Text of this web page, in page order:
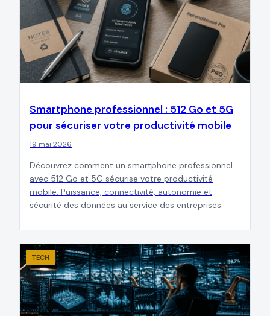
Smartphone professionnel : 512 Go et 5G
pour sécuriser votre productivité mobile
19 mai 2026
Découvrez comment un smartphone professionnel
avec 512 Go et 5G sécurise votre productivité
mobile. Puissance, connectivité, autonomie et
sécurité des données au service des entreprises.
TECH